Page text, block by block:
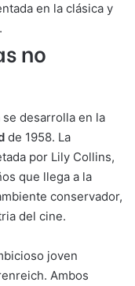
en la clásica y
no
desarrolla en la
de 1958. La
por Lily Collins,
que llega a la
conservador,
del cine.
joven
Ambos